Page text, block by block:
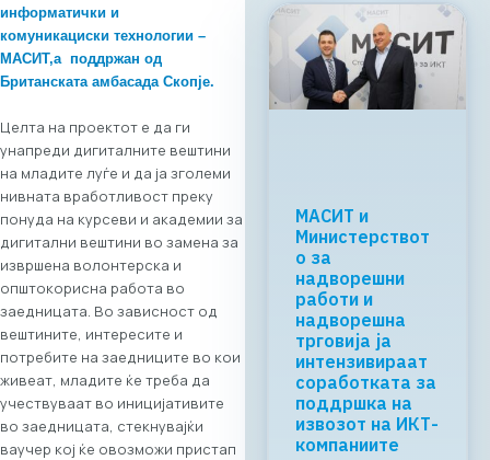
информатички и
комуникациски технологии –
МАСИТ,а поддржан од
Британската амбасада Скопје.
Целта на проектот е да ги
унапреди дигиталните вештини
на младите луѓе и да ја зголеми
нивната вработливост преку
понуда на курсеви и академии за
дигитални вештини во замена за
извршена волонтерска и
општокорисна работа во
заедницата. Во зависност од
вештините, интересите и
потребите на заедниците во кои
живеат, младите ќе треба да
учествуваат во иницијативите
во заедницата, стекнувајќи
ваучер кој ќе овозможи пристап
Регионалната
tech соработка
започнува во
Скопје: Digital
Bridge &
Business ICT
Forum 2026 –
04.06.2026
За првпат се
создава
организирана